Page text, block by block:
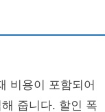
비용이 포함되어
줍니다. 할인 폭